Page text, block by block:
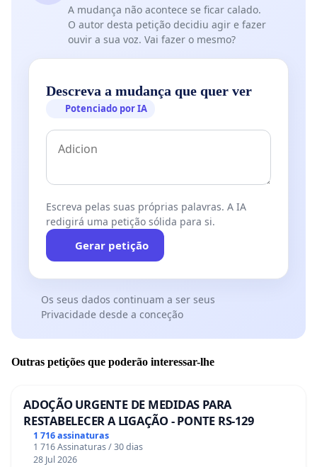
A mudança não acontece se ficar calado.
O autor desta petição decidiu agir e fazer
ouvir a sua voz. Vai fazer o mesmo?
Descreva a mudança que quer ver
Potenciado por IA
Escreva pelas suas próprias palavras. A IA
redigirá uma petição sólida para si.
Gerar petição
Os seus dados continuam a ser seus
Privacidade desde a conceção
Outras petições que poderão interessar-lhe
ADOÇÃO URGENTE DE MEDIDAS PARA
RESTABELECER A LIGAÇÃO - PONTE RS-129
1 716 assinaturas
1 716 Assinaturas / 30 dias
28 Jul 2026